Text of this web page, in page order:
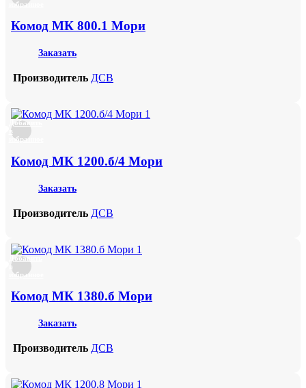
избранное
Комод МК 800.1 Мори
Заказать
Производитель ДСВ
Добавить
в
избранное
Комод МК 1200.б/4 Мори
Заказать
Производитель ДСВ
Добавить
в
избранное
Комод МК 1380.б Мори
Заказать
Производитель ДСВ